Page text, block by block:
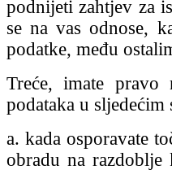
podnijeti zahtjev za
se na vas odnose,
podatke, među
Treće, imate pravo
podataka u sljedećim
a. kada osporavate
obradu na